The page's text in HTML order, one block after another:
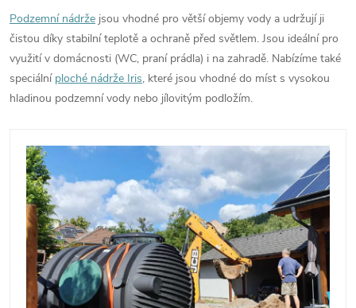
Podzemní nádrže jsou vhodné pro větší objemy vody a udržují ji
čistou díky stabilní teplotě a ochraně před světlem. Jsou ideální pro
využití v domácnosti (WC, praní prádla) i na zahradě. Nabízíme také
speciální ploché nádrže Iris, které jsou vhodné do míst s vysokou
hladinou podzemní vody nebo jílovitým podložím.